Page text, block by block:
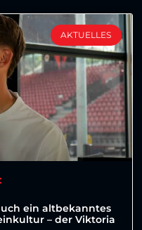
AKTUELLES
ein altbekanntes
– der Viktoria